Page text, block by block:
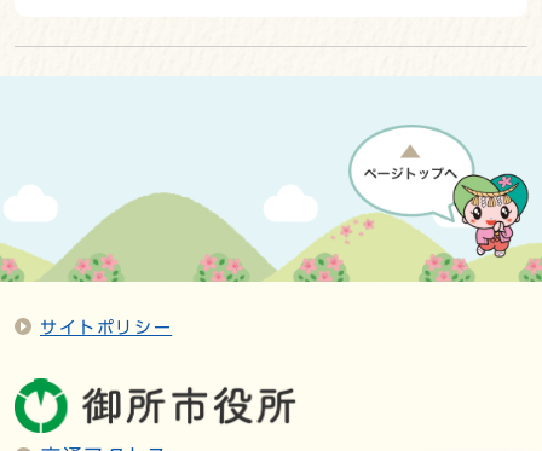
サイトポリシー